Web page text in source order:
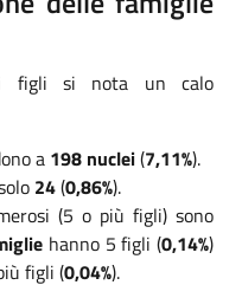
figli si nota un calo
a 198 nuclei(7,11%).
24(0,86%).
(5 o più figli) sono
hanno 5 figli (0,14%)
figli (0,04%).